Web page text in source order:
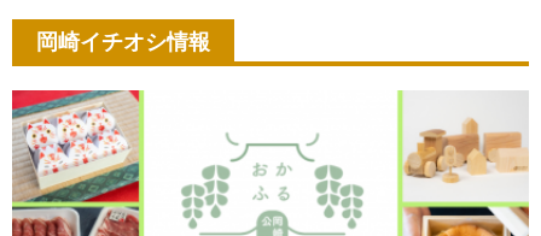
岡崎イチオシ情報